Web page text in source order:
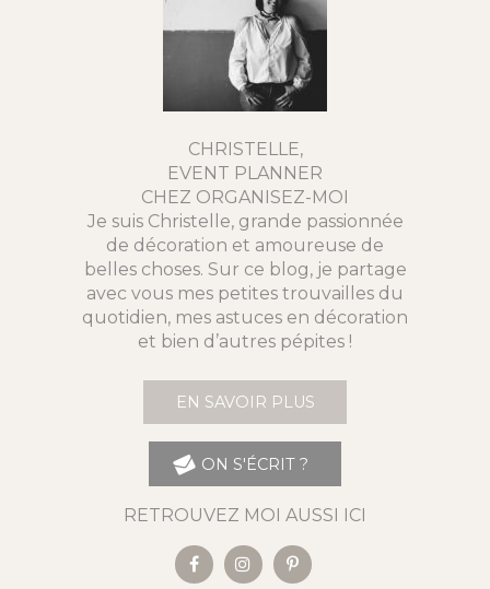
CHRISTELLE,
EVENT PLANNER
CHEZ ORGANISEZ-MOI
Je suis Christelle, grande passionnée
de décoration et amoureuse de
belles choses. Sur ce blog, je partage
avec vous mes petites trouvailles du
quotidien, mes astuces en décoration
et bien d’autres pépites !
EN SAVOIR PLUS
ON S'ÉCRIT ?
RETROUVEZ MOI AUSSI ICI